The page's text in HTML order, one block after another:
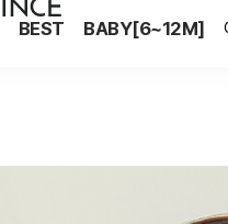
BEST BABY[6~12M]